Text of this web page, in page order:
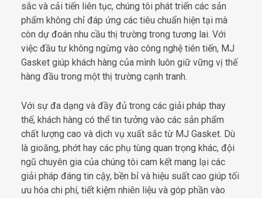
sắc và cải tiến liên tục, chúng tôi phát triển các sản
phẩm không chỉ đáp ứng các tiêu chuẩn hiện tại mà
còn dự đoán nhu cầu thị trường trong tương lai. Với
việc đầu tư không ngừng vào công nghệ tiên tiến, MJ
Gasket giúp khách hàng của mình luôn giữ vững vị thế
hàng đầu trong một thị trường cạnh tranh.
Với sự đa dạng và đầy đủ trong các giải pháp thay
thế, khách hàng có thể tin tưởng vào các sản phẩm
chất lượng cao và dịch vụ xuất sắc từ MJ Gasket. Dù
là gioăng, phớt hay các phụ tùng quan trọng khác, đội
ngũ chuyên gia của chúng tôi cam kết mang lại các
giải pháp đáng tin cậy, bền bỉ và hiệu suất cao giúp tối
ưu hóa chi phí, tiết kiệm nhiên liệu và góp phần vào